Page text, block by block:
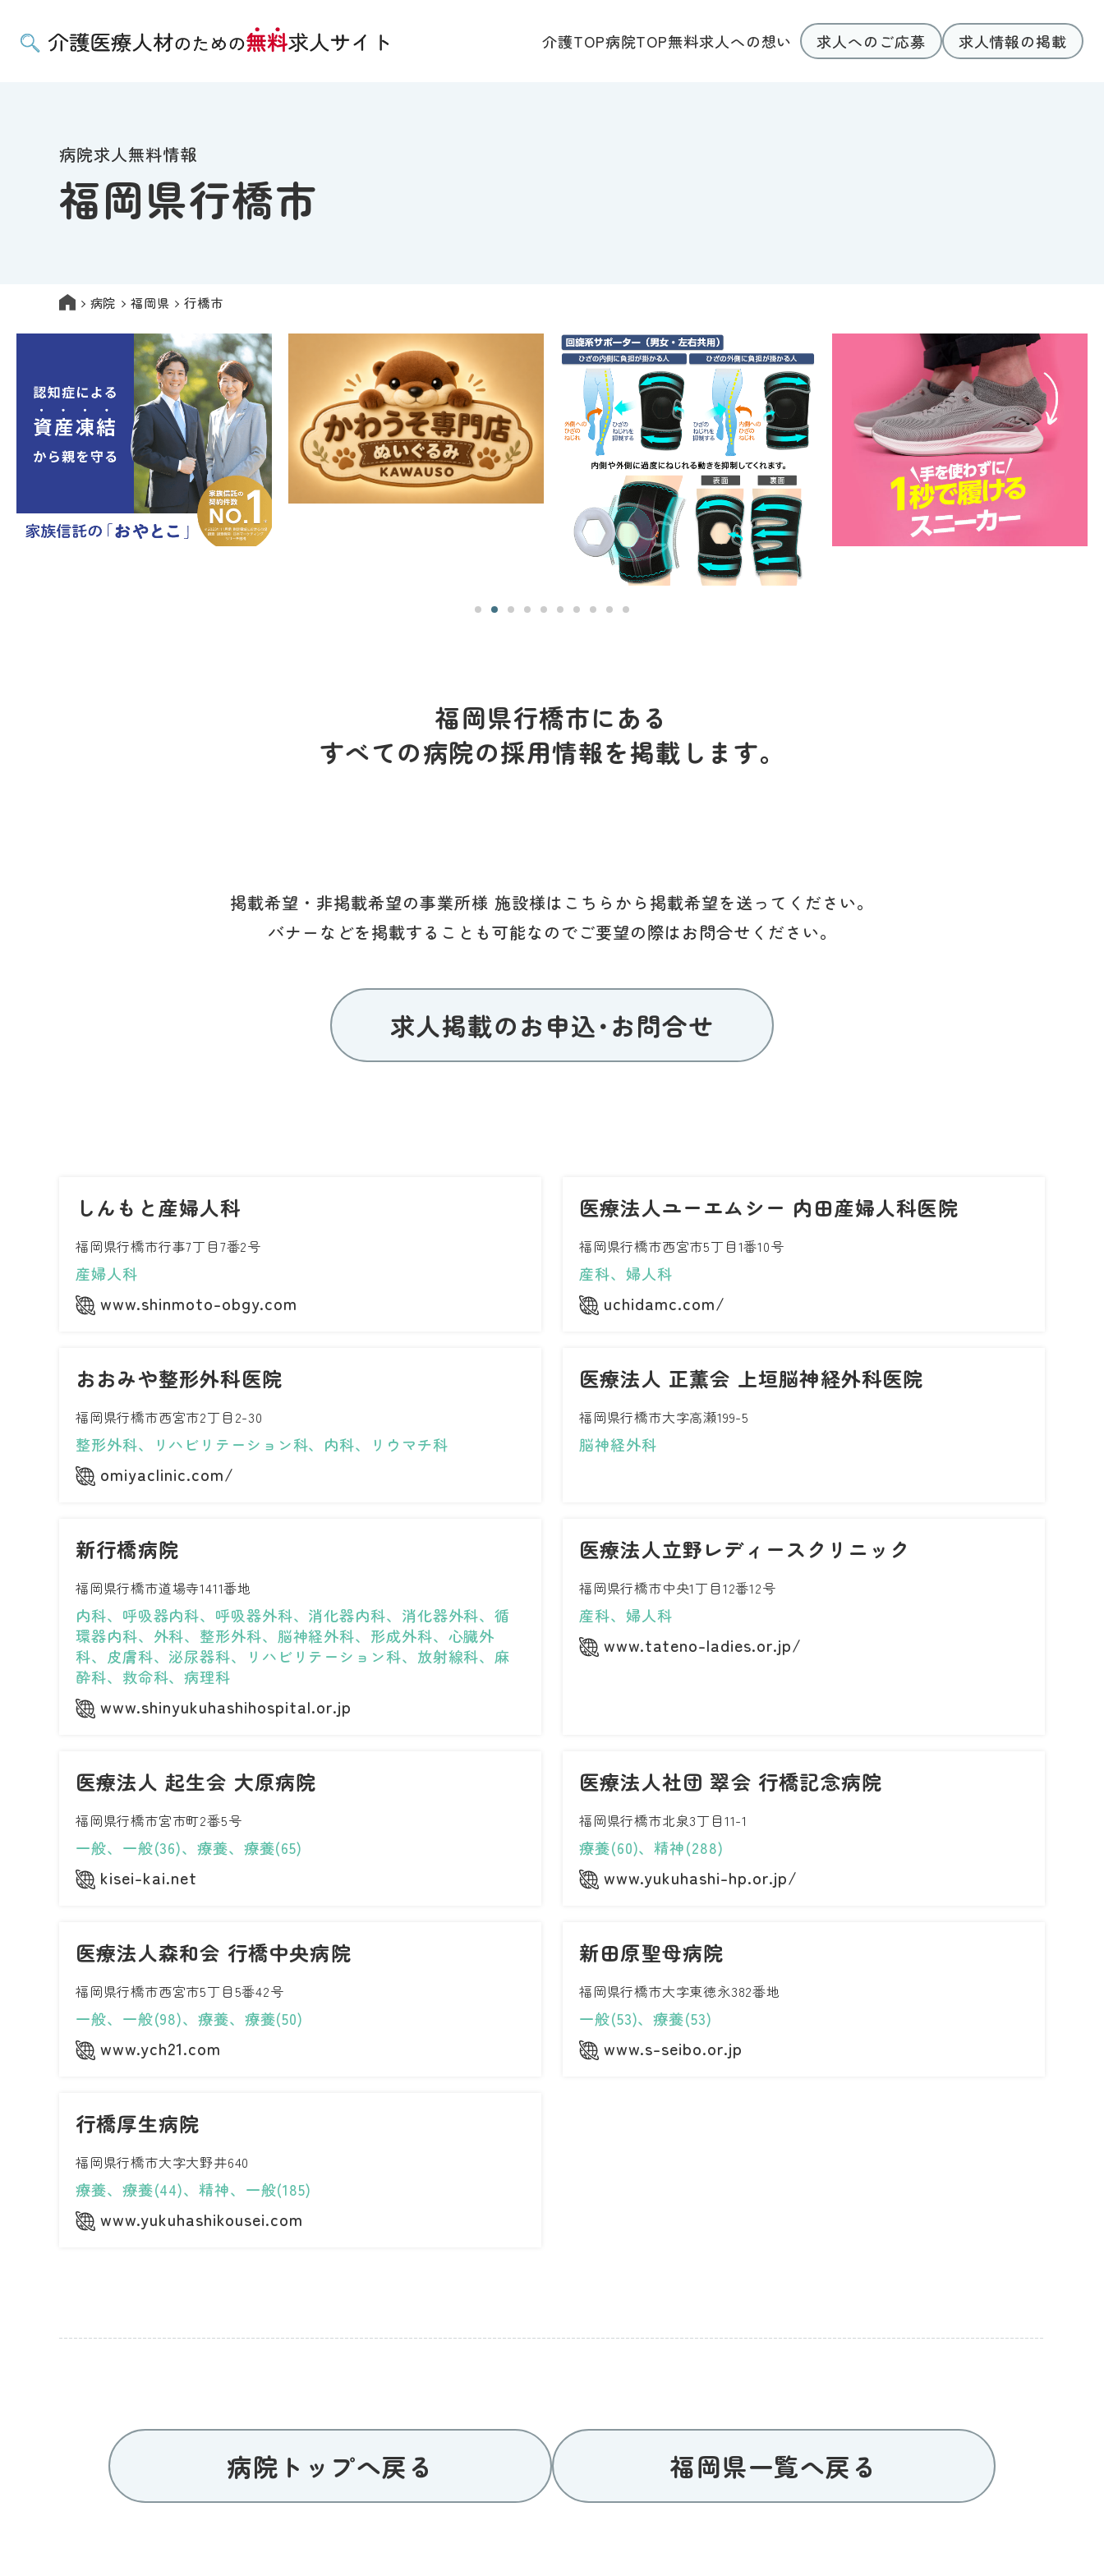
介護TOP病院TOP無料求人への想い 求人へのご応募 求人情報の掲載
病院求人無料情報
福岡県行橋市
病院 福岡県 行橋市
福岡県行橋市にある
すべての病院の採用情報を掲載します。
掲載希望・非掲載希望の事業所様 施設様はこちらから掲載希望を送ってください。
バナーなどを掲載することも可能なのでご要望の際はお問合せください。
求人掲載のお申込･お問合せ
しんもと産婦人科
福岡県行橋市行事7丁目7番2号
産婦人科
www.shinmoto-obgy.com
医療法人ユーエムシー 内田産婦人科医院
福岡県行橋市西宮市5丁目1番10号
産科、婦人科
uchidamc.com/
おおみや整形外科医院
福岡県行橋市西宮市2丁目2-30
整形外科、リハビリテーション科、内科、リウマチ科
omiyaclinic.com/
医療法人 正薫会 上垣脳神経外科医院
福岡県行橋市大字高瀬199-5
脳神経外科
新行橋病院
福岡県行橋市道場寺1411番地
内科、呼吸器内科、呼吸器外科、消化器内科、消化器外科、循
環器内科、外科、整形外科、脳神経外科、形成外科、心臓外
科、皮膚科、泌尿器科、リハビリテーション科、放射線科、麻
酔科、救命科、病理科
www.shinyukuhashihospital.or.jp
医療法人立野レディースクリニック
福岡県行橋市中央1丁目12番12号
産科、婦人科
www.tateno-ladies.or.jp/
医療法人 起生会 大原病院
福岡県行橋市宮市町2番5号
一般、一般(36)、療養、療養(65)
kisei-kai.net
医療法人社団 翠会 行橋記念病院
福岡県行橋市北泉3丁目11-1
療養(60)、精神(288)
www.yukuhashi-hp.or.jp/
医療法人森和会 行橋中央病院
福岡県行橋市西宮市5丁目5番42号
一般、一般(98)、療養、療養(50)
www.ych21.com
新田原聖母病院
福岡県行橋市大字東徳永382番地
一般(53)、療養(53)
www.s-seibo.or.jp
行橋厚生病院
福岡県行橋市大字大野井640
療養、療養(44)、精神、一般(185)
www.yukuhashikousei.com
病院トップへ戻る 福岡県一覧へ戻る